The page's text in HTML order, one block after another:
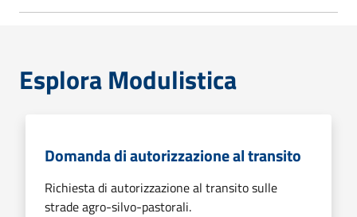
Esplora Modulistica
Domanda di autorizzazione al transito
Richiesta di autorizzazione al transito sulle
strade agro-silvo-pastorali.